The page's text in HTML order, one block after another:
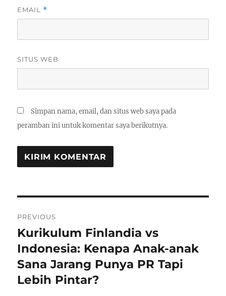
EMAIL *
SITUS WEB
Simpan nama, email, dan situs web saya pada
peramban ini untuk komentar saya berikutnya.
pos
PREVIOUS
Previous
post:
Kurikulum Finlandia vs
Indonesia: Kenapa Anak-anak
Sana Jarang Punya PR Tapi
Lebih Pintar?